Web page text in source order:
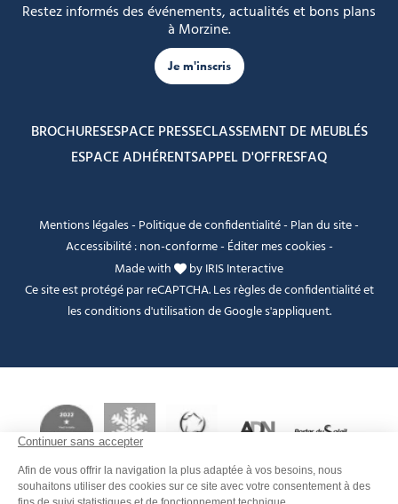
Restez informés des événements, actualités et bons plans
à Morzine.
Je m'inscris
BROCHURESESPACE PRESSECLASSEMENT DE MEUBLÉS
ESPACE ADHÉRENTSAPPEL D'OFFRESFAQ
Mentions légales- Politique de confidentialité- Plan du site-
Accessibilité : non-conforme- Éditer mes cookies-
Made with
byIRIS Interactive
Ce site est protégé par reCAPTCHA. Lesrègles de confidentialitéet
lesconditions d'utilisationde Google s'appliquent.